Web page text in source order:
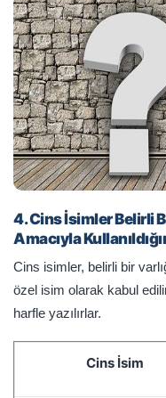
4. Cins İsimler Belirli
Amacıyla
Cins isimler, belirli bir
özel isim olarak kabul
harfle yazılırlar.
Cins İsim